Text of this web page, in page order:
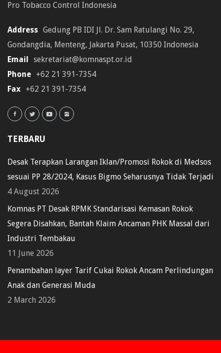
Pro Tobacco Control Indonesia
Address Gedung PB IDI Jl. Dr. Sam Ratulangi No. 29,
Gondangdia, Menteng, Jakarta Pusat, 10350 Indonesia
Email
sekretariat@komnaspt.or.id
Phone +62 21 391-7354
Fax +62 21 391-7354
TERBARU
Desak Terapkan Larangan Iklan/Promosi Rokok di Medsos
sesuai PP 28/2024, Kasus Bigmo Seharusnya Tidak Terjadi
4 August 2026
Komnas PT Desak RPMK Standarisasi Kemasan Rokok
Segera Disahkan, Bantah Klaim Ancaman PHK Massal dari
Industri Tembakau
11 June 2026
Penambahan layer Tarif Cukai Rokok Ancam Perlindungan
Anak dan Generasi Muda
2 March 2026